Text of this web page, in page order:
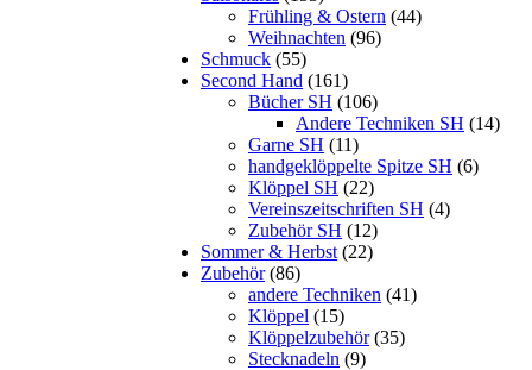
Frühling & Ostern (44)
Weihnachten (96)
Schmuck (55)
Second Hand (161)
Bücher SH (106)
Andere Techniken SH (14)
Garne SH (11)
handgeklöppelte Spitze SH (6)
Klöppel SH (22)
Vereinszeitschriften SH (4)
Zubehör SH (12)
Sommer & Herbst (22)
Zubehör (86)
andere Techniken (41)
Klöppel (15)
Klöppelzubehör (35)
Stecknadeln (9)